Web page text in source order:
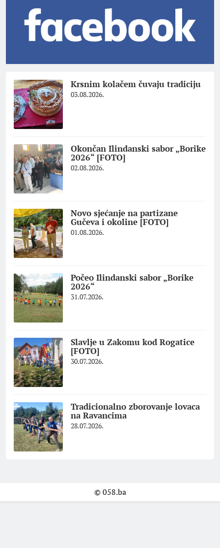
Krsnim kolačem čuvaju tradiciju
03.08.2026.
Okončan Ilindanski sabor „Borike
2026“ [FOTO]
02.08.2026.
Novo sjećanje na partizane
Gučeva i okoline [FOTO]
01.08.2026.
Počeo Ilindanski sabor „Borike
2026“
31.07.2026.
Slavlje u Zakomu kod Rogatice
[FOTO]
30.07.2026.
Tradicionalno zborovanje lovaca
na Ravancima
28.07.2026.
© 058.ba